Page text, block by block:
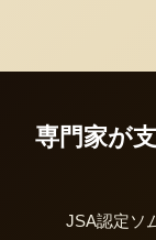
専門家が
JSA認定ソ